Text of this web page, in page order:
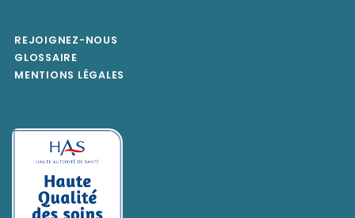
REJOIGNEZ-NOUS
GLOSSAIRE
MENTIONS LÉGALES